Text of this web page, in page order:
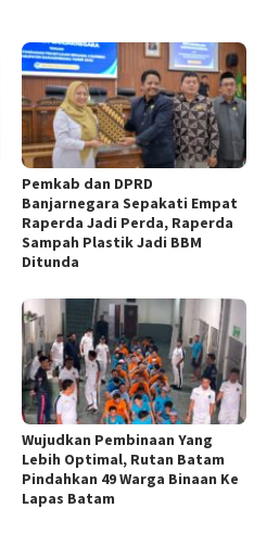
Pemkab dan DPRD
Banjarnegara Sepakati Empat
Raperda Jadi Perda, Raperda
Sampah Plastik Jadi BBM
Ditunda
Wujudkan Pembinaan Yang
Lebih Optimal, Rutan Batam
Pindahkan 49 Warga Binaan Ke
Lapas Batam